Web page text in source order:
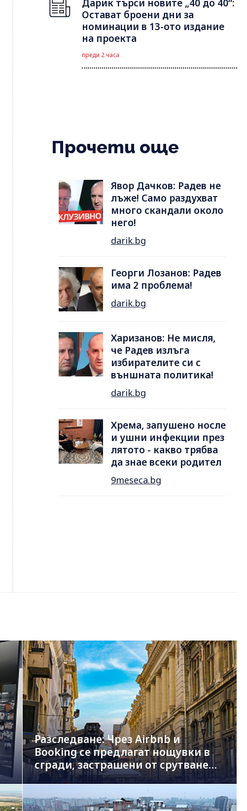
Дарик търси новите „40 до 40“:
Остават броени дни за
номинации в 13-ото издание
на проекта
преди 2 часа
Прочети още
Явор Дачков: Радев не
лъже! Само раздухват
много скандали около
него!
darik.bg
Георги Лозанов: Радев
има 2 проблема!
darik.bg
Харизанов: Не мисля,
че Радев излъга
избирателите си с
външната политика!
darik.bg
Хрема, запушено носле
и ушни инфекции през
лятотo - какво трябва
да знае всеки родител
9meseca.bg
Разследване: Чрез Airbnb и
Booking се предлагат нощувки в
сгради, застрашени от срутване
при трус